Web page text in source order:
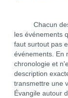
Chacun des
les événements
faut surtout pas
événements. En
chronologie et
description
transmettre une
Évangile autour